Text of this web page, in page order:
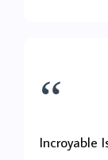
“
Incroyable